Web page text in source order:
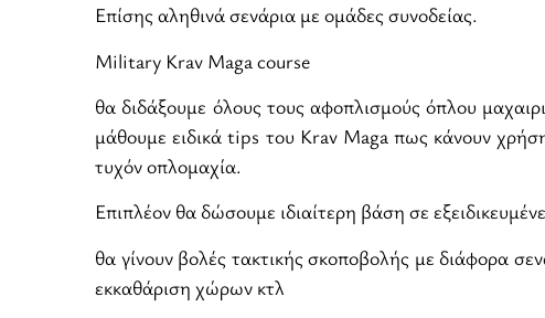
Επίσης αληθινά σενάρια με ομάδες συνοδείας.
Military Krav Maga course
θα διδάξουμε όλους τους αφοπλισμούς όπλου
μάθουμε ειδικά tips του Krav Maga πως κάνουν
τυχόν οπλομαχία.
Επιπλέον θα δώσουμε ιδιαίτερη βάση σε
θα γίνουν βολές τακτικής σκοποβολής με διάφορα
εκκαθάριση χώρων κτλ